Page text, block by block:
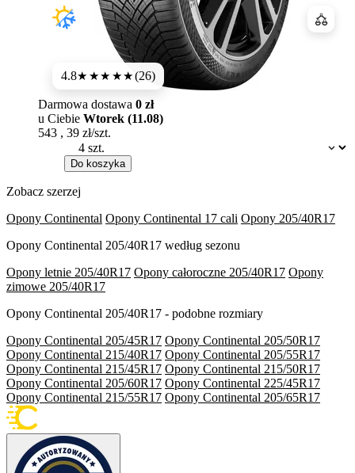
4.8★★★★★(26)
Dostępność:
Darmowa dostawa 0 zł
u Ciebie Wtorek (11.08)
543 , 39 zł/szt.
Do koszyka
Zobacz szerzej
Opony Continental Opony Continental 17 cali Opony 205/40R17
Opony Continental 205/40R17 według sezonu
Opony letnie 205/40R17 Opony całoroczne 205/40R17 Opony
zimowe 205/40R17
Opony Continental 205/40R17 - podobne rozmiary
Opony Continental 205/45R17 Opony Continental 205/50R17
Opony Continental 215/40R17 Opony Continental 205/55R17
Opony Continental 215/45R17 Opony Continental 215/50R17
Opony Continental 205/60R17 Opony Continental 225/45R17
Opony Continental 215/55R17 Opony Continental 205/65R17